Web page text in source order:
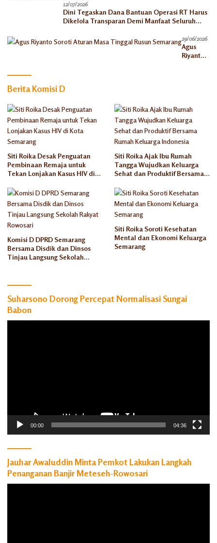
12/07/2026
Dini Tegaskan Dana Bantuan Operasi RT Harus
Dikelola Transparan Demi Manfaat Seluruh
29/06/2026
Agus
Riyanto
Semaran
Berita Komisi D
Siti Roika Desak Penguatan
Pembinaan Remaja untuk
Tekan Lonjakan Kasus HIV di
Siti Roika Ajak Ibu Rumah
Tangga Wujudkan Keluarga
Sehat dan Produktif Bersama
Komisi D DPRD Semarang
Bersama Disdik dan Dinsos
Tinjau Langsung Sekolah
Siti Roika Soroti Kesehatan
Mental dan Ekonomi Keluarga
Semarang
Suharsono Dorong Percepat Normalisasi Sungai
Babon
00:00 04:36
Jauhar Awaluddin Minta Pemkot Lakukan Langkah
Penanganan Banjir Meteseh-Rowosari